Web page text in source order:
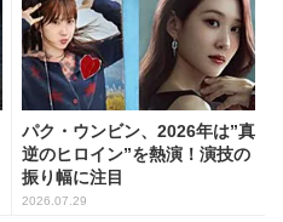
パク・ウンビン、2026年は”真
逆のヒロイン”を熱演！演技の
振り幅に注目
2026.07.29